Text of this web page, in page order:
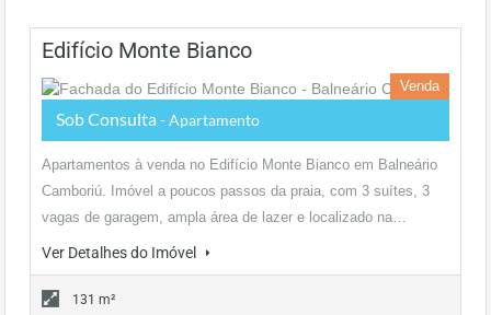
Edifício Monte Bianco
Venda
Sob Consulta - Apartamento
Apartamentos à venda no Edifício Monte Bianco em Balneário
Camboriú. Imóvel a poucos passos da praia, com 3 suítes, 3
vagas de garagem, ampla área de lazer e localizado na…
Ver Detalhes do Imóvel
131 m²